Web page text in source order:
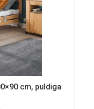
cm, puldiga